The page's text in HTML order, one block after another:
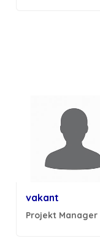
vakant
Projekt Manager